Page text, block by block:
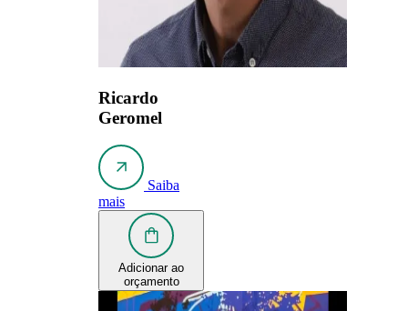
Ricardo
Geromel
Saiba
mais
Adicionar ao
orçamento